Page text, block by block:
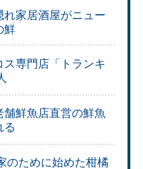
れ家居酒屋がニュー
鮮
専門店「トランキ
鮮魚店直営の鮮魚
る
のために始めた柑橘